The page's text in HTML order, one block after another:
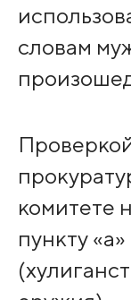
словам
комитете
пункту «а»